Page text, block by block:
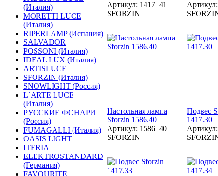
(Италия)
MORETTI LUCE
(Италия)
RIPERLAMP (Испания)
SALVADOR
POSSONI (Италия)
IDEAL LUX (Италия)
ARTISLUCE
SFORZIN (Италия)
SNOWLIGHT (Россия)
L`ARTE LUCE
(Италия)
РУССКИЕ ФОНАРИ
(Россия)
FUMAGALLI (Италия)
OASIS LIGHT
ITERIA
ELEKTROSTANDARD
(Германия)
FAVOURITE
Артикул: 1417_41
SFORZIN
Настольная лампа
Sforzin 1586.40
Артикул: 1586_40
SFORZIN
Подвес
1417.30